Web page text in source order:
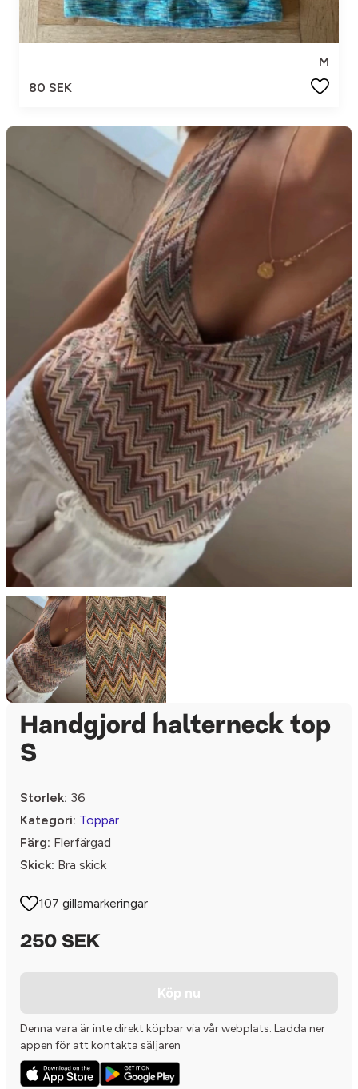
M
80 SEK
Handgjord halterneck top
S
Storlek: 36
Kategori: Toppar
Färg: Flerfärgad
Skick: Bra skick
107 gillamarkeringar
250 SEK
Köp nu
Denna vara är inte direkt köpbar via vår webplats. Ladda ner
appen för att kontakta säljaren